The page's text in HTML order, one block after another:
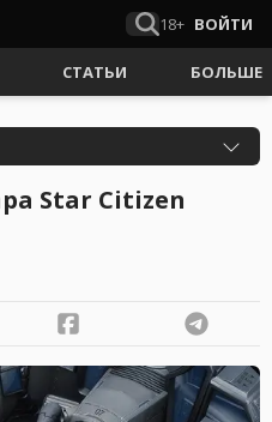
18+ ВОЙТИ
СТАТЬИ БОЛЬШЕ
Star Citizen